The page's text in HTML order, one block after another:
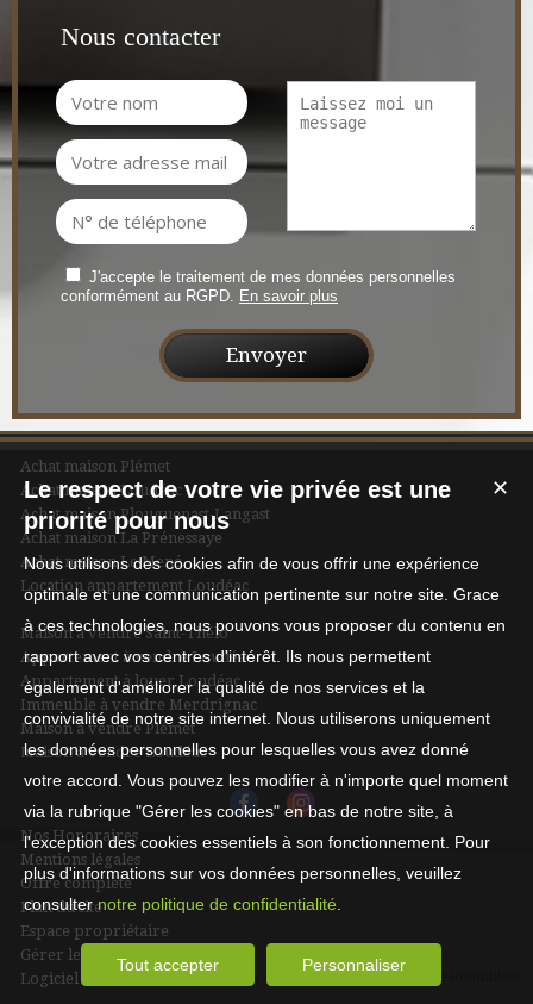
Nous contacter
J'accepte le traitement de mes données personnelles
conformément au RGPD. En savoir plus
Achat maison Plémet
Achat maison Loudéac
Achat maison Plouguenast-Langast
Achat maison La Prénessaye
Achat maison Le Mené
Location appartement Loudéac
Maison à vendre Saint-Thélo
Appartement à vendre Loudéac
Appartement à louer Loudéac
Immeuble à vendre Merdrignac
Maison à vendre Plémet
Maison à vendre Loudéac
Nos Honoraires
Mentions légales
Offre complète
Plan du site
Espace propriétaire
Gérer les cookies
Logiciel de transaction
✕
Le respect de votre vie privée est une
priorité pour nous
Nous utilisons des cookies afin de vous offrir une expérience
optimale et une communication pertinente sur notre site. Grace
à ces technologies, nous pouvons vous proposer du contenu en
rapport avec vos centres d'intérêt. Ils nous permettent
également d'améliorer la qualité de nos services et la
convivialité de notre site internet. Nous utiliserons uniquement
les données personnelles pour lesquelles vous avez donné
votre accord. Vous pouvez les modifier à n'importe quel moment
via la rubrique "Gérer les cookies" en bas de notre site, à
l'exception des cookies essentiels à son fonctionnement. Pour
plus d'informations sur vos données personnelles, veuillez
consulternotre politique de confidentialité
Tout accepter Personnaliser